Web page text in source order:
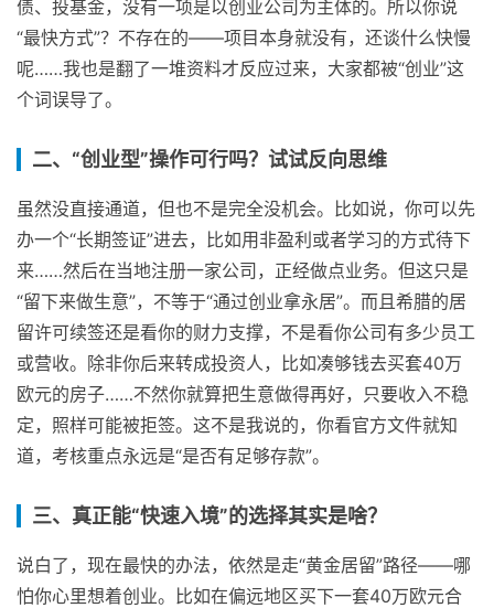
债、投基金，没有一项是以创业公司为主体的。所以你说
“最快方式”？不存在的——项目本身就没有，还谈什么快慢
呢……我也是翻了一堆资料才反应过来，大家都被“创业”这
个词误导了。
二、“创业型”操作可行吗？试试反向思维
虽然没直接通道，但也不是完全没机会。比如说，你可以先
办一个“长期签证”进去，比如用非盈利或者学习的方式待下
来……然后在当地注册一家公司，正经做点业务。但这只是
“留下来做生意”，不等于“通过创业拿永居”。而且希腊的居
留许可续签还是看你的财力支撑，不是看你公司有多少员工
或营收。除非你后来转成投资人，比如凑够钱去买套40万
欧元的房子……不然你就算把生意做得再好，只要收入不稳
定，照样可能被拒签。这不是我说的，你看官方文件就知
道，考核重点永远是“是否有足够存款”。
三、真正能“快速入境”的选择其实是啥？
说白了，现在最快的办法，依然是走“黄金居留”路径——哪
怕你心里想着创业。比如在偏远地区买下一套40万欧元合